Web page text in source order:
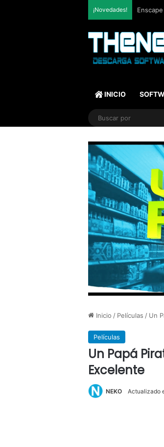
¡Novedades!
INICIO
Inicio / Películas / Un
Películas
Un Papá
Excelente
NEKO Actualizado